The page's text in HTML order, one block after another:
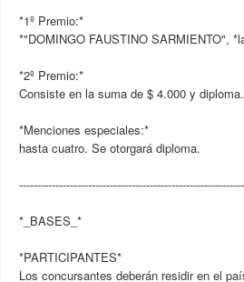
*1º Premio:*
*"DOMINGO FAUSTINO SARMIENTO",
*2º Premio:*
Consiste en la suma de $ 4.000 y diploma.
*Menciones especiales:*
hasta cuatro. Se otorgará diploma.
*_BASES_*
*PARTICIPANTES*
Los concursantes deberán residir en el